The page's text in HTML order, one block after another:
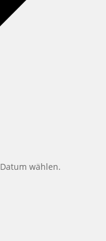
Datum wählen.